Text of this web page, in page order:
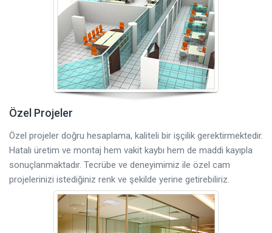
Özel Projeler
Özel projeler doğru hesaplama, kaliteli bir işçilik gerektirmektedir.
Hatalı üretim ve montaj hem vakit kaybı hem de maddi kayıpla
sonuçlanmaktadır. Tecrübe ve deneyimimiz ile özel cam
projelerinizi istediğiniz renk ve şekilde yerine getirebiliriz.